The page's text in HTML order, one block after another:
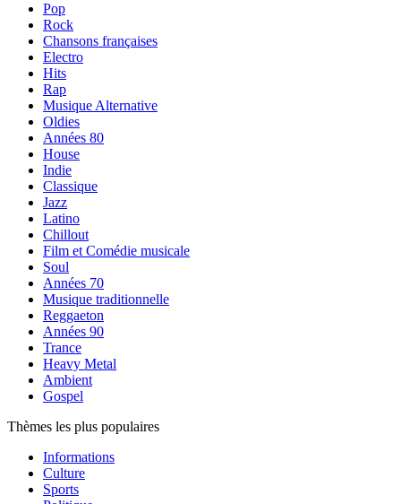
Pop
Rock
Chansons françaises
Electro
Hits
Rap
Musique Alternative
Oldies
Années 80
House
Indie
Classique
Jazz
Latino
Chillout
Film et Comédie musicale
Soul
Années 70
Musique traditionnelle
Reggaeton
Années 90
Trance
Heavy Metal
Ambient
Gospel
Thèmes les plus populaires
Informations
Culture
Sports